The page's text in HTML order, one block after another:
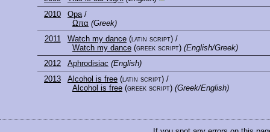
2010
Opa/
Ωπα (Greek)
2011
Watch my dance (latin script) /
Watch my dance (greek script) (English/Greek)
2012
Aphrodisiac (English)
2013
Alcohol is free (latin script) /
Alcohol is free (greek script) (Greek/English)